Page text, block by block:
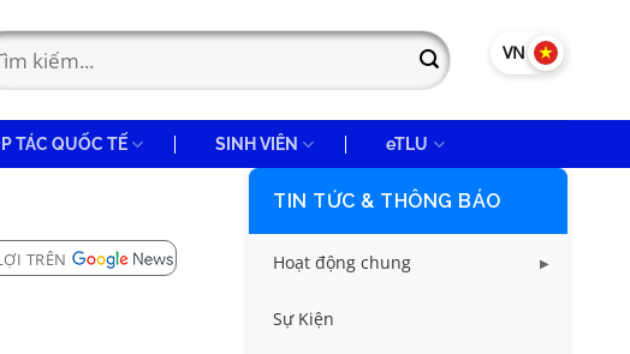
VN EN
TÁC QUỐC TẾ SINH VIÊN eTLU
TRÊN
TIN TỨC & THÔNG BÁO
Hoạt động chung
Tin công tác sinh viên
Sự Kiện